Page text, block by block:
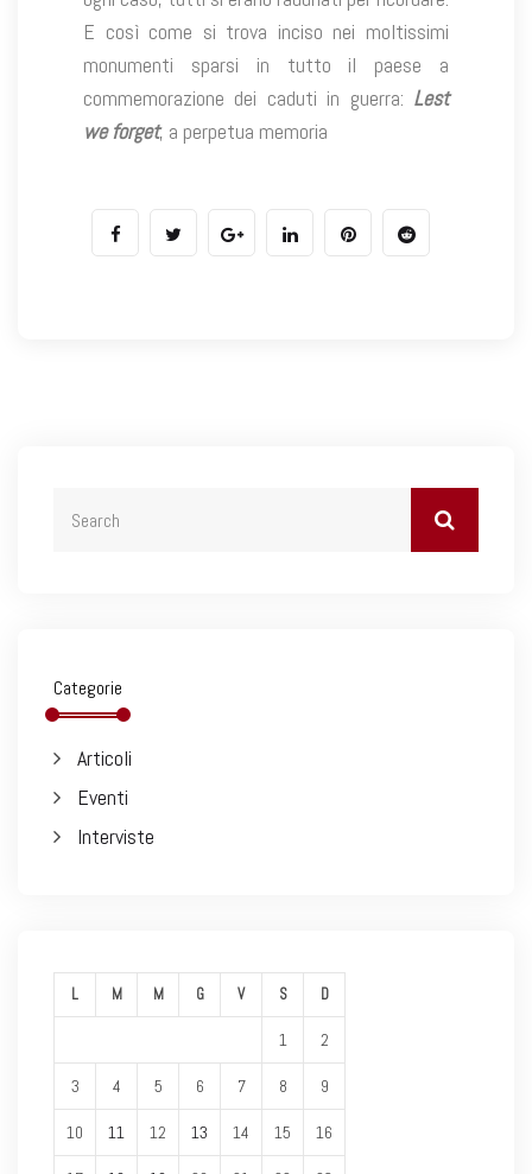
E così come si trova inciso nei moltissimi
monumenti sparsi in tutto il paese a
commemorazione dei caduti in guerra: Lest
we forget, a perpetua memoria
Categorie
Articoli
Eventi
Interviste
L M M G V S D
1 2
3 4 5 6 7 8 9
10 11 12 13 14 15 16